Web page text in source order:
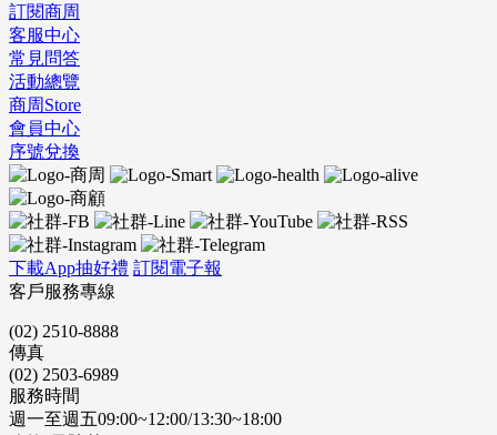
訂閱商周
客服中心
常見問答
活動總覽
商周Store
會員中心
序號兌換
下載App抽好禮 訂閱電子報
客戶服務專線
(02) 2510-8888
傳真
(02) 2503-6989
服務時間
週一至週五09:00~12:00/13:30~18:00